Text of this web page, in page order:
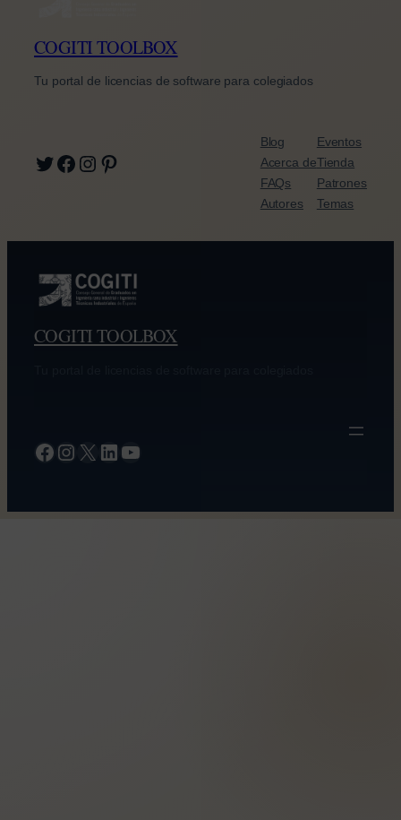
COGITI TOOLBOX
Tu portal de licencias de software para colegiados
Twitter
Facebook
Instagram
Pinterest
Blog
Acerca de
FAQs
Autores
Eventos
Tienda
Patrones
Temas
COGITI TOOLBOX
Facebook
Instagram
X LinkedIn
YouTube